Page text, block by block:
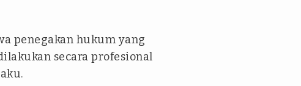
penegakan hukum yang
secara profesional